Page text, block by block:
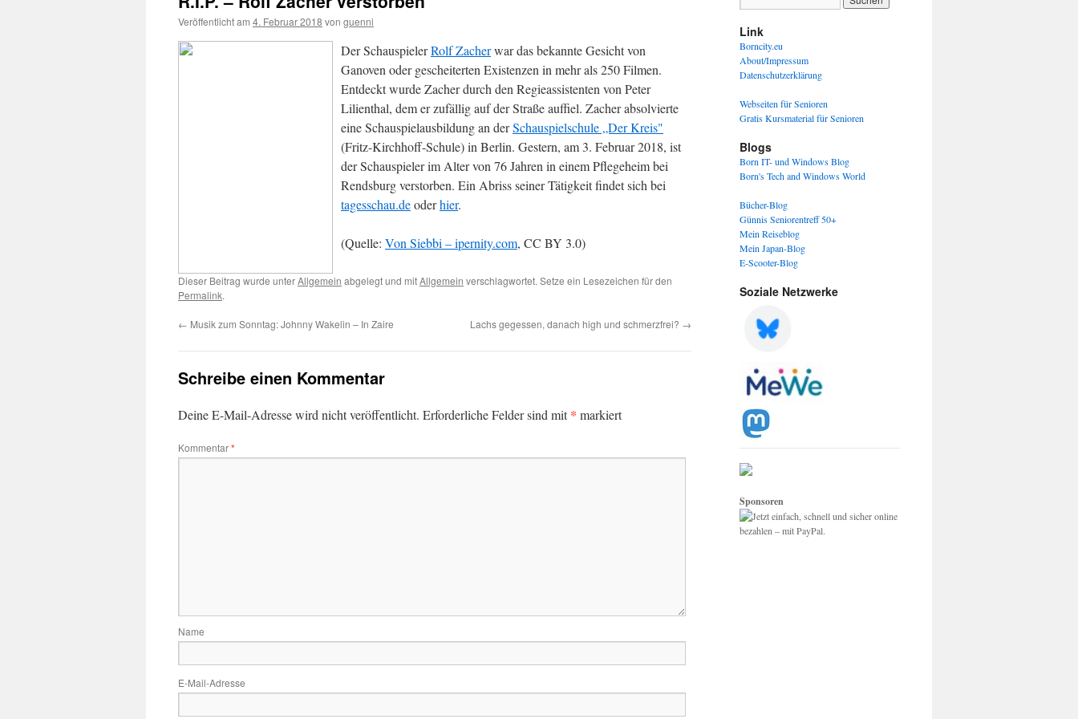
Veröffentlicht am 4. Februar 2018 von guenni
Der SchauspielerRolf Zacherwar das bekannte Gesicht von
Ganoven oder gescheiterten Existenzen in mehr als 250 Filmen.
Entdeckt wurde Zacher durch den Regieassistenten von Peter
Lilienthal, dem er zufällig auf der Straße auffiel. Zacher absolvierte
eine Schauspielausbildung an derSchauspielschule „Der Kreis"
(Fritz-Kirchhoff-Schule) in Berlin. Gestern, am 3. Februar 2018, ist
der Schauspieler im Alter von 76 Jahren in einem Pflegeheim bei
Rendsburg verstorben. Ein Abriss seiner Tätigkeit findet sich bei
tagesschau.deoderhier.
(Quelle: Von Siebbi – ipernity.com, CC BY 3.0)
Dieser Beitrag wurde unterAllgemein abgelegt und mitAllgemein verschlagwortet. Setze ein Lesezeichen für den
Permalink.
← Musik zum Sonntag: Johnny Wakelin – In Zaire Lachs gegessen, danach high und schmerzfrei? →
Schreibe einen Kommentar
Deine E-Mail-Adresse wird nicht veröffentlicht. Erforderliche Felder sind mit* markiert
Kommentar*
Name
E-Mail-Adresse
Link
Borncity.eu
About/Impressum
Datenschutzerklärung
Webseiten für Senioren
Gratis Kursmaterial für Senioren
Blogs
Born IT- und Windows Blog
Born's Tech and Windows World
Bücher-Blog
Günnis Seniorentreff 50+
Mein Reiseblog
Mein Japan-Blog
E-Scooter-Blog
Soziale Netzwerke
Sponsoren